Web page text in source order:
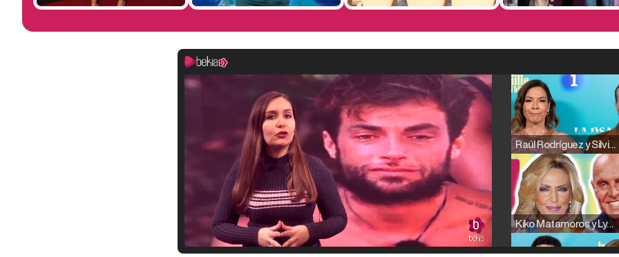
Raúl Rodríguez y Silvia Taulés nos cuentan su papel en 'La familia de la tele'
Kiko Matamoros y Lydia Lozano: "Nuestro público es de todas las edades y RTVE tiene un público muy pegado a las novelas, al que tenemos que captar"